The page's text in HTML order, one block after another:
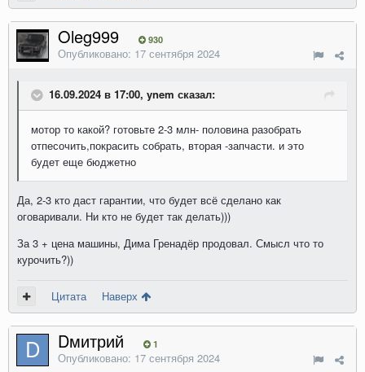
Oleg999 930
Опубликовано: 17 сентября 2024
16.09.2024 в 17:00, ynem сказал:
мотор то какой? готовьте 2-3 млн- половина разобрать
отпесочить,покрасить собрать, вторая -запчасти. и это
будет еще бюджетно
Да, 2-3 кто даст гарантии, что будет всё сделано как
оговаривали. Ни кто не будет так делать)))
За 3 + цена машины, Дима Гренадёр продовал. Смысл что то
курочить?))
Цитата Наверх
Dмитрий 1
Опубликовано: 17 сентября 2024